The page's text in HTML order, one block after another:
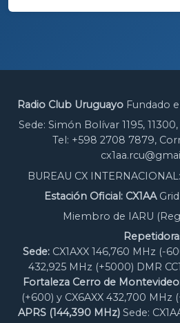
Radio Club UruguayoFundado
Sede: Simón Bolívar 1195,
Tel: +598 2708 7879,
BUREAU CX
Estación Oficial: CX1AAGrid
Miembro de IARU
Sede:CX1AXX 146,760 MHz (-
432,925 MHz (+5000) DMR
Fortaleza Cerro de
(+600) y CX6AXX 432,700 MHz
APRS (144,390 MHz)Sede: